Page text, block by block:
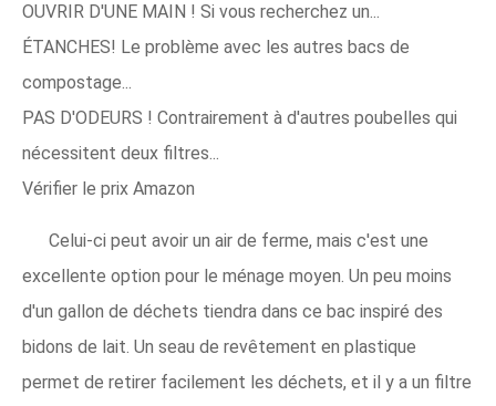
OUVRIR D'UNE MAIN ! Si vous recherchez un...
ÉTANCHES! Le problème avec les autres bacs de
compostage...
PAS D'ODEURS ! Contrairement à d'autres poubelles qui
nécessitent deux filtres...
Vérifier le prix Amazon
Celui-ci peut avoir un air de ferme, mais c'est une
excellente option pour le ménage moyen. Un peu moins
d'un gallon de déchets tiendra dans ce bac inspiré des
bidons de lait. Un seau de revêtement en plastique
permet de retirer facilement les déchets, et il y a un filtre